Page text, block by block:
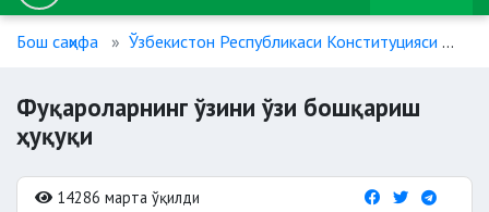
Бош саҳифа Ўзбекистон Республикаси Конституцияси
Фуқароларнинг ўзини ўзи бошқариш
ҳуқуқи
14286 марта ўқилди